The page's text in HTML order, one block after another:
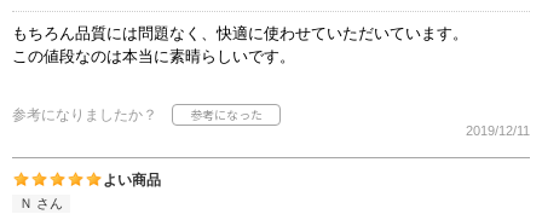
もちろん品質には問題なく、快適に使わせていただいています。
この値段なのは本当に素晴らしいです。
参考になりましたか？
2019/12/11
よい商品
Ｎ さん